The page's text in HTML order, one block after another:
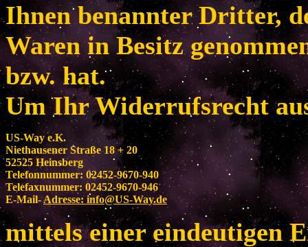
Ihnen benannter Dritter,
Waren in Besitz
bzw. hat.
Um Ihr Widerrufsrecht
US-Way e.K.
Niethausener Straße 18 + 20
52525 Heinsberg
Telefonnummer: 02452-9670-940
Telefaxnummer: 02452-9670-946
E-Mail-Adresse:info@US-Way.de
mittels einer eindeutigen